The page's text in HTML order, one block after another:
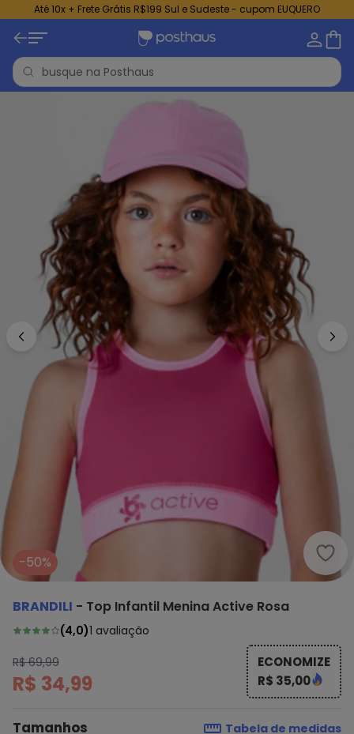
Até 10x + Frete Grátis R$199 Sul e Sudeste - cupom EUQUERO
-50%
BRANDILI - Top Infantil Menina Active Rosa
(4,0)1 avaliação
R$ 69,99
R$ 34,99
ECONOMIZE
R$ 35,00
Tamanhos Tabela de medidas